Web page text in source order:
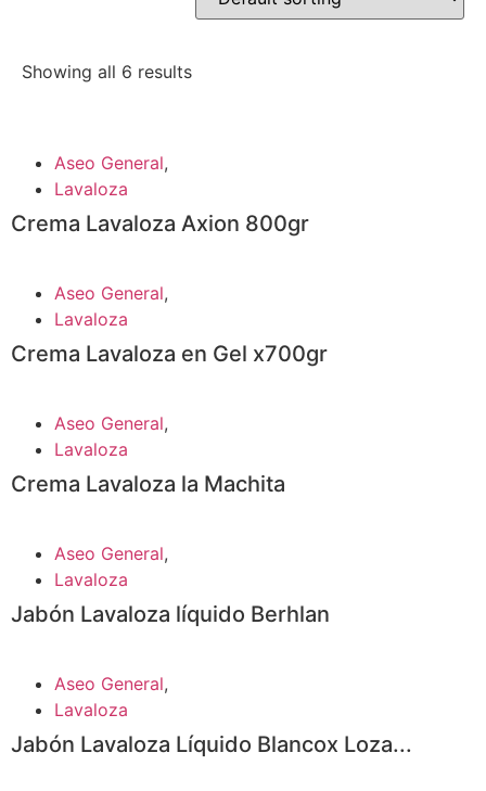
Showing all 6 results
Aseo General,
Lavaloza
Crema Lavaloza Axion 800gr
Aseo General,
Lavaloza
Crema Lavaloza en Gel x700gr
Aseo General,
Lavaloza
Crema Lavaloza la Machita
Aseo General,
Lavaloza
Jabón Lavaloza líquido Berhlan
Aseo General,
Lavaloza
Jabón Lavaloza Líquido Blancox Loza...